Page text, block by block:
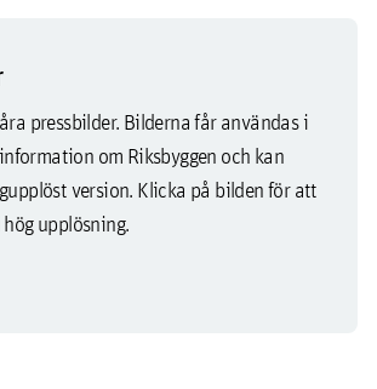
pressbilder. Bilderna får användas i
om Riksbyggen och kan
version. Klicka på bilden för att
upplösning.